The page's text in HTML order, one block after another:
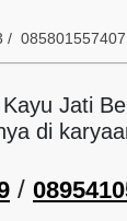
/ 085801557407
Jati
di
/